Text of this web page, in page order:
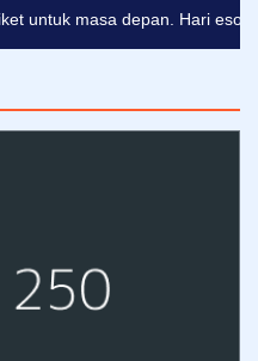
masa depan. Hari esok